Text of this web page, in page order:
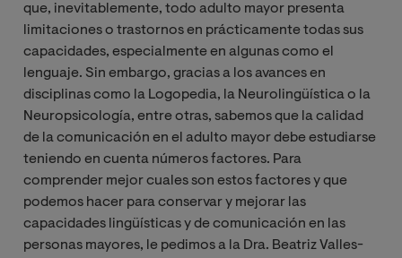
que, inevitablemente, todo adulto mayor presenta
limitaciones o trastornos en prácticamente todas sus
capacidades, especialmente en algunas como el
lenguaje. Sin embargo, gracias a los avances en
disciplinas como la Logopedia, la Neurolingüística o la
Neuropsicología, entre otras, sabemos que la calidad
de la comunicación en el adulto mayor debe estudiarse
teniendo en cuenta números factores. Para
comprender mejor cuales son estos factores y que
podemos hacer para conservar y mejorar las
capacidades lingüísticas y de comunicación en las
personas mayores, le pedimos a la Dra. Beatriz Valles-